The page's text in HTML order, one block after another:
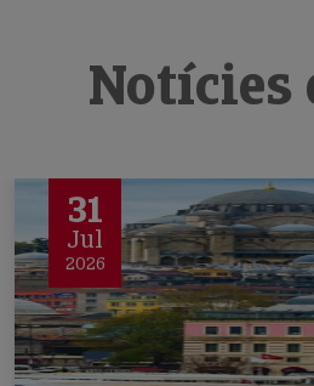
Notícies
31
Jul
2026